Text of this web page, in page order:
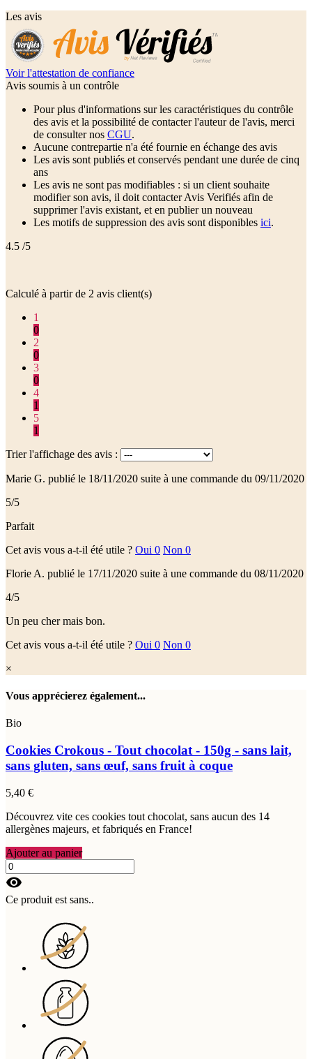
Les avis
Voir l'attestation de confiance
Avis soumis à un contrôle
Pour plus d'informations sur les caractéristiques du contrôle
des avis et la possibilité de contacter l'auteur de l'avis, merci
de consulter nos CGU.
Aucune contrepartie n'a été fournie en échange des avis
Les avis sont publiés et conservés pendant une durée de cinq
ans
Les avis ne sont pas modifiables : si un client souhaite
modifier son avis, il doit contacter Avis Verifiés afin de
supprimer l'avis existant, et en publier un nouveau
Les motifs de suppression des avis sont disponibles ici.
4.5 /5
Calculé à partir de 2 avis client(s)
1
0
2
0
3
0
4
1
5
1
Trier l'affichage des avis :
Marie G. publié le 18/11/2020 suite à une commande du 09/11/2020
5/5
Parfait
Cet avis vous a-t-il été utile ? Oui 0 Non 0
Florie A. publié le 17/11/2020 suite à une commande du 08/11/2020
4/5
Un peu cher mais bon.
Cet avis vous a-t-il été utile ? Oui 0 Non 0
×
Vous apprécierez également...
Bio
Cookies Crokous - Tout chocolat - 150g - sans lait,
sans gluten, sans œuf, sans fruit à coque
5,40 €
Découvrez vite ces cookies tout chocolat, sans aucun des 14
allergènes majeurs, et fabriqués en France!
Ajouter au panier
visibility
Ce produit est sans..